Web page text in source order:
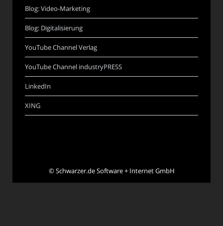
Blog: Video-Marketing
Blog: Digitalisierung
YouTube Channel Verlag
YouTube Channel industryPRESS
LinkedIn
XING
©Schwarzer.de Software + Internet GmbH